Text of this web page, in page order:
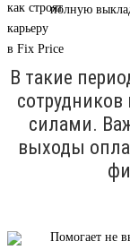
полную
В такие
силами.
выходы
Помогает не